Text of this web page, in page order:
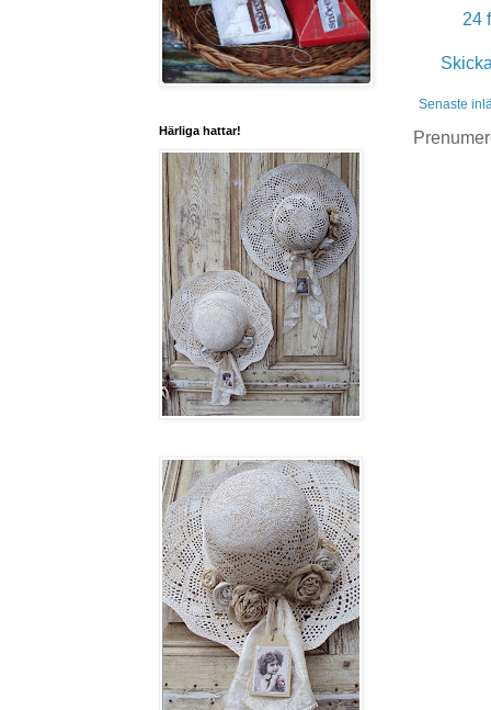
24
Senaste
Härliga hattar!